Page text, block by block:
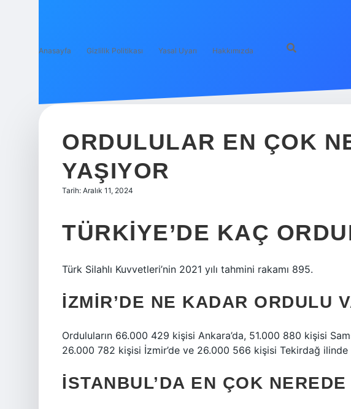
Anasayfa Gizlilik Politikası Yasal Uyarı Hakkımızda
ORDULULAR EN ÇOK
YAŞIYOR
Tarih: Aralık 11, 2024
TÜRKIYE’DE KAÇ
Türk Silahlı Kuvvetleri’nin 2021 yılı tahmini rakamı 895.
İZMIR’DE NE KADAR ORDULU
Orduluların 66.000 429 kişisi Ankara’da, 51.000 880 kişisi
26.000 782 kişisi İzmir’de ve 26.000 566 kişisi Tekirdağ ilinde
İSTANBUL’DA EN ÇOK